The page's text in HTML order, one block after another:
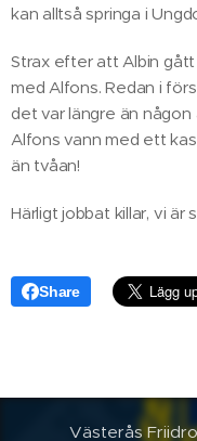
kan alltså springa i
Strax efter att Albin
med Alfons. Redan i
det var längre än
Alfons vann med ett
än tvåan!
Härligt jobbat killar, vi är
Share
Västerås